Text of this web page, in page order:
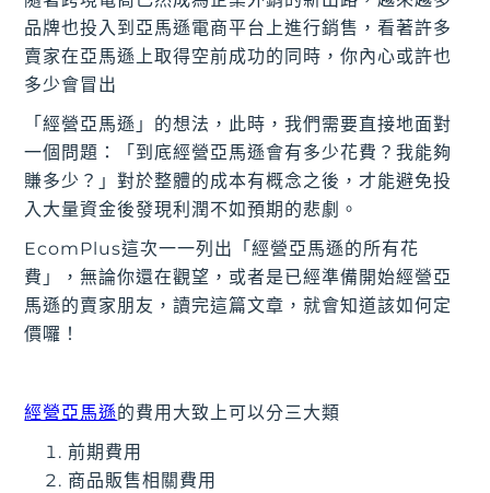
品牌也投入到亞馬遜電商平台上進行銷售，看著許多
賣家在亞馬遜上取得空前成功的同時，你內心或許也
多少會冒出
「經營亞馬遜」的想法，此時，我們需要直接地面對
一個問題：「到底經營亞馬遜會有多少花費？我能夠
賺多少？」對於整體的成本有概念之後，才能避免投
入大量資金後發現利潤不如預期的悲劇。
EcomPlus這次一一列出「經營亞馬遜的所有花
費」，無論你還在觀望，或者是已經準備開始經營亞
馬遜的賣家朋友，讀完這篇文章，就會知道該如何定
價囉！
經營亞馬遜的費用大致上可以分三大類
前期費用
商品販售相關費用